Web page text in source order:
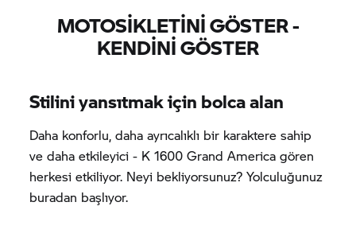
MOTOSİKLETİNİ GÖSTER -
KENDİNİ GÖSTER
Stilini yansıtmak için bolca alan
Daha konforlu, daha ayrıcalıklı bir karaktere sahip
ve daha etkileyici - K 1600 Grand America gören
herkesi etkiliyor. Neyi bekliyorsunuz? Yolculuğunuz
buradan başlıyor.